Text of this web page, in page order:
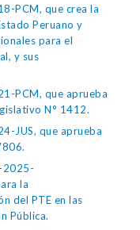
PCM, que crea la
Peruano y
para el
y sus
PCM, que aprueba
N° 1412.
JUS, que aprueba
2025-
la
del PTE en las
Pública.